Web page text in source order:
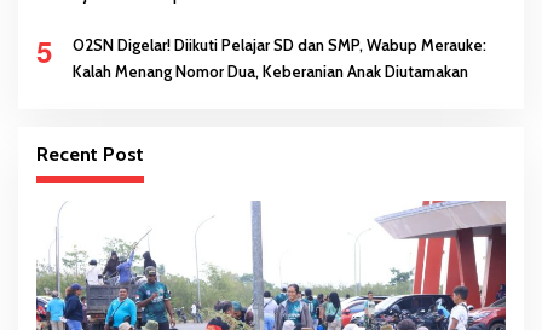
5
O2SN Digelar! Diikuti Pelajar SD dan SMP, Wabup Merauke:
Kalah Menang Nomor Dua, Keberanian Anak Diutamakan
Recent Post